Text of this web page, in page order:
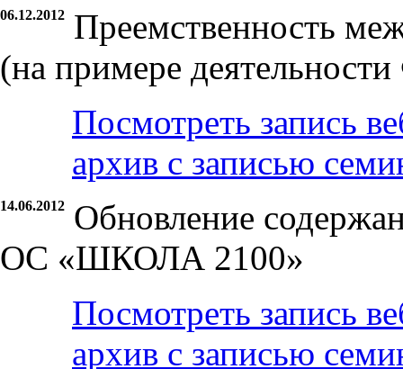
06.12.2012
Преемственность
(на примере
Посмотреть запись
архив с записью
14.06.2012
Обновление
ОС «ШКОЛА 2100»
Посмотреть запись
архив с записью